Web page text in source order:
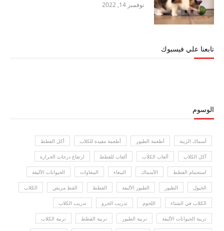
نوفمبر 14, 2022
تابعنا علي فيسبوك
الوسوم
أسماك الزينة أطعمة الطيور أطعمة مفيدة للكلاب أكل القطط
أكل الكلاب ألعاب الكلاب ألعاب للقطط ارتفاع درجات الحرارة
استحمام القطط الأسماك الببغاء الببغاوات الحيوانات الأليفة
الخيول الطيور الطيور الأليفة القطط القط مريض الكلاب
الكلاب في الشتاء اللحوم تدريب الجرو تدريب الكلاب
تربية الحيوانات الأليفة تربية الطيور تربية القطط تربية الكلاب